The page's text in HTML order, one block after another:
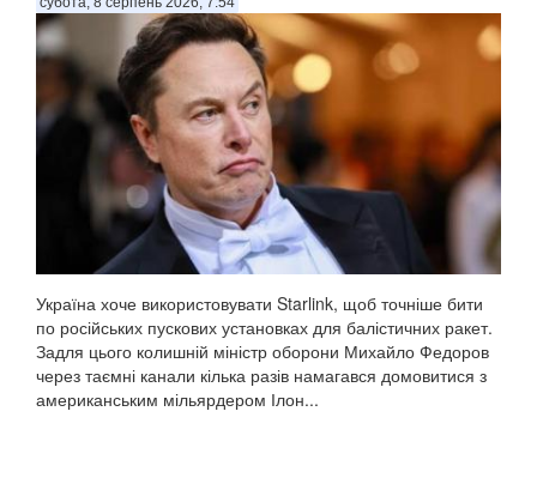
Україна хоче використовувати Starlink, щоб точніше бити
по російських пускових установках для балістичних ракет.
Задля цього колишній міністр оборони Михайло Федоров
через таємні канали кілька разів намагався домовитися з
американським мільярдером Ілон...